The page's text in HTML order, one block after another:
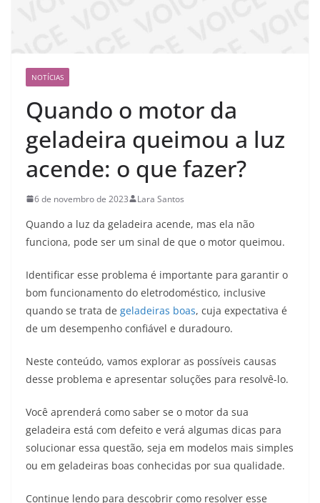
NOTÍCIAS
Quando o motor da
geladeira queimou a luz
acende: o que fazer?
6 de novembro de 2023 Lara Santos
Quando a luz da geladeira acende, mas ela não
funciona, pode ser um sinal de que o motor queimou.
Identificar esse problema é importante para garantir o
bom funcionamento do eletrodoméstico, inclusive
quando se trata de geladeiras boas, cuja expectativa é
de um desempenho confiável e duradouro.
Neste conteúdo, vamos explorar as possíveis causas
desse problema e apresentar soluções para resolvê-lo.
Você aprenderá como saber se o motor da sua
geladeira está com defeito e verá algumas dicas para
solucionar essa questão, seja em modelos mais simples
ou em geladeiras boas conhecidas por sua qualidade.
Continue lendo para descobrir como resolver esse